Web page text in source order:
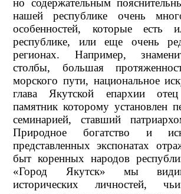
но содержательным
нашей республике очень
особенностей, которые есть
республике, или еще очень
регионах. Например,
столбы, большая
морского пути, национальное
глава Якутской епархии
памятник которому установлен
семинарией, ставший
Природное богатство и
представленных экспонатах
быт коренных народов
«Город Якутск» мы
исторических личностей,